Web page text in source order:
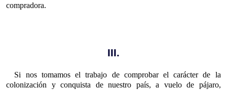
compradora.
III.
Si nos tomamos el trabajo de comprobar el carácter de la
colonización y conquista de nuestro país, a vuelo de pájaro,